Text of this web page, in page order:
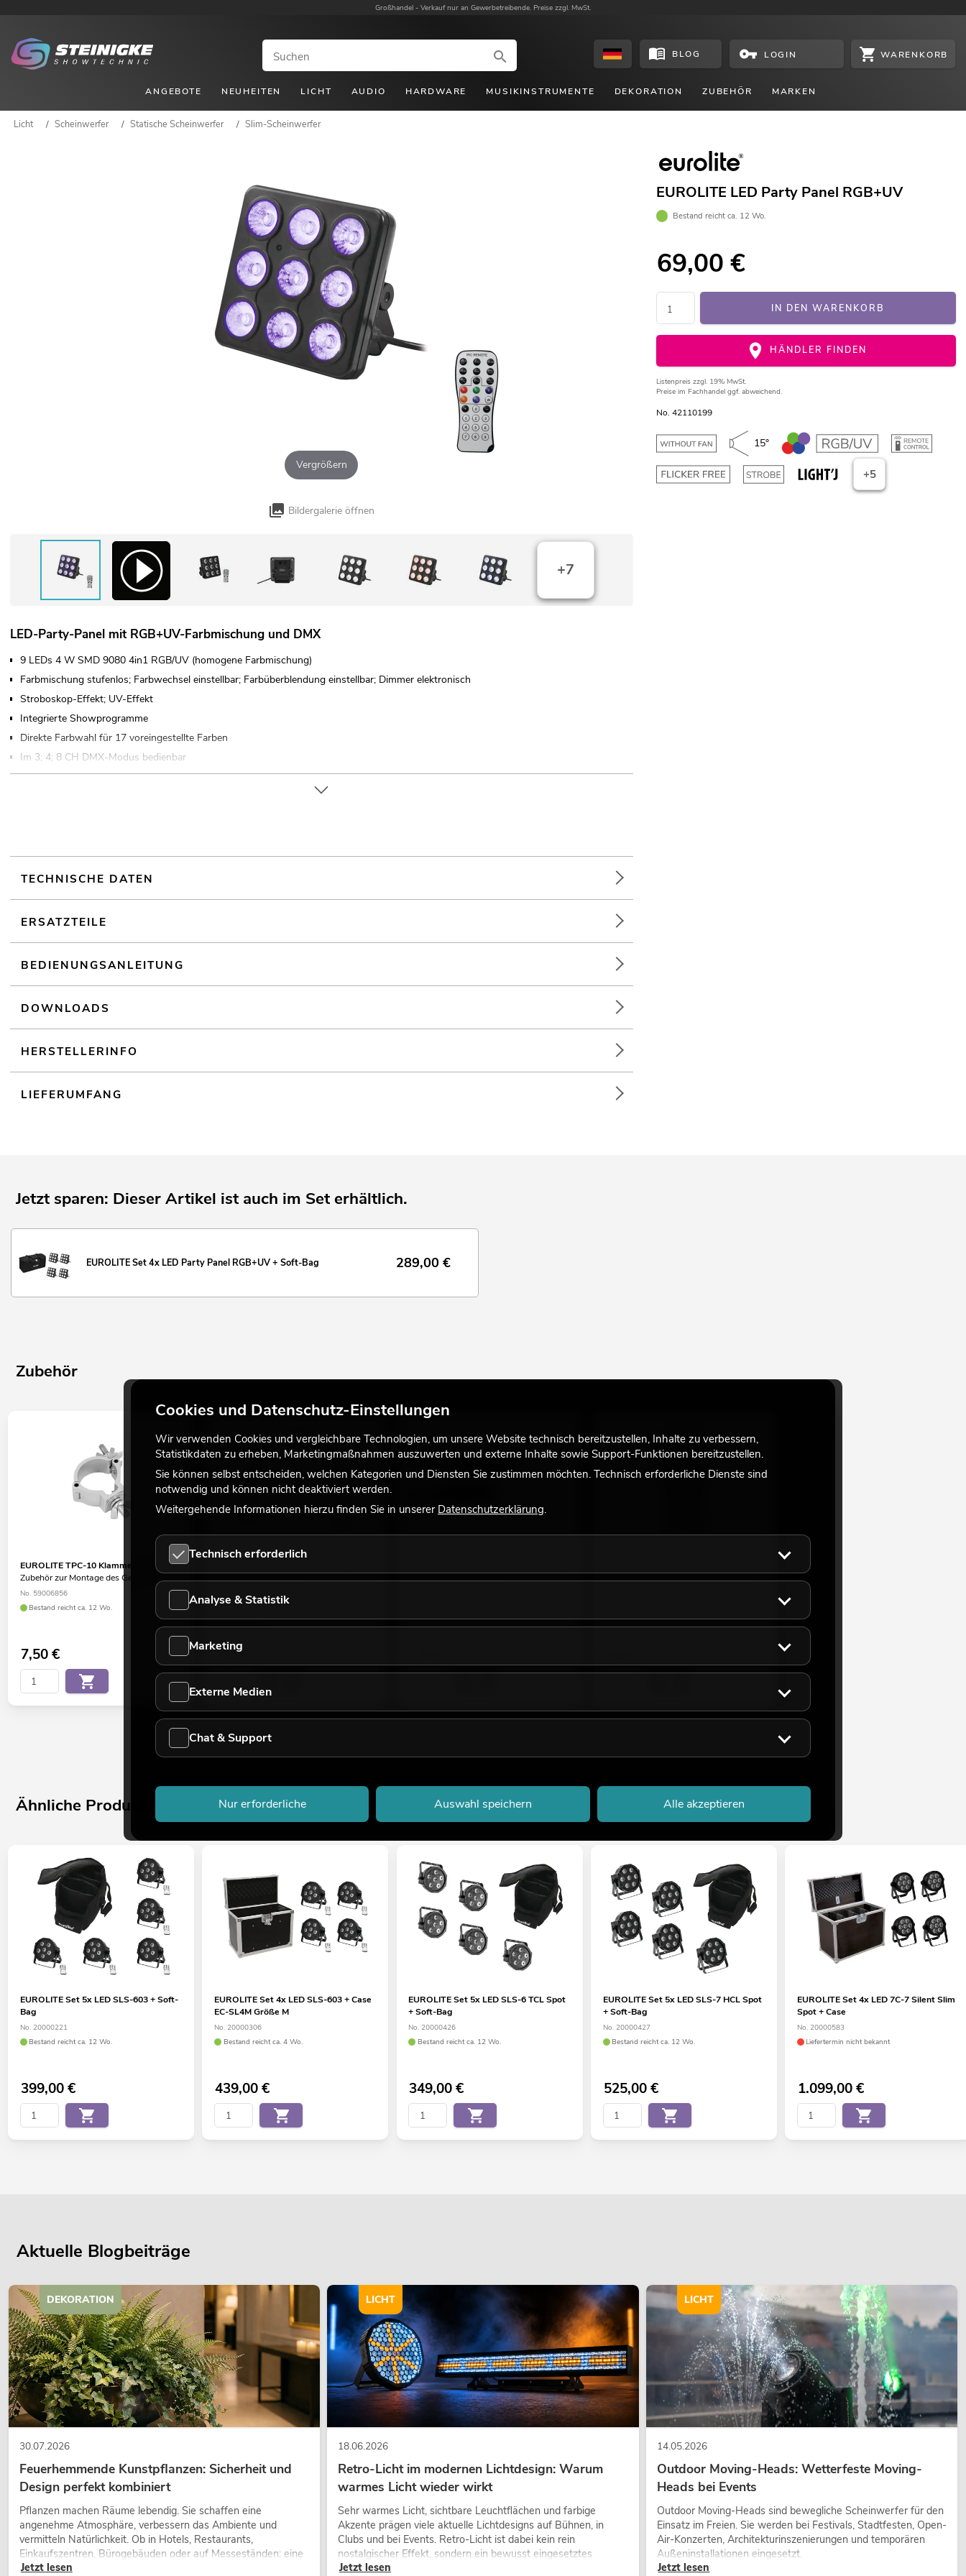
Großhandel - Verkauf nur an Gewerbetreibende. Preise zzgl. MwSt.
BLOG LOGIN WARENKORB
ANGEBOTE NEUHEITEN LICHT AUDIO HARDWARE MUSIKINSTRUMENTE DEKORATION ZUBEHÖR MARKEN
Licht / Scheinwerfer / Statische Scheinwerfer / Slim-Scheinwerfer
Vergrößern
Bildergalerie öffnen
+7
EUROLITE LED Party Panel RGB+UV
Bestand reicht ca. 12 Wo.
69,00 €
IN DEN WARENKORB
HÄNDLER FINDEN
Listenpreis zzgl. 19% MwSt.
Preise im Fachhandel ggf. abweichend.
No. 42110199
15°
+5
LED-Party-Panel mit RGB+UV-Farbmischung und DMX
9 LEDs 4 W SMD 9080 4in1 RGB/UV (homogene Farbmischung)
Farbmischung stufenlos; Farbwechsel einstellbar; Farbüberblendung einstellbar; Dimmer elektronisch
Stroboskop-Effekt; UV-Effekt
Integrierte Showprogramme
Direkte Farbwahl für 17 voreingestellte Farben
Im 3; 4; 8 CH DMX-Modus bedienbar
Die Gerätekühlung erfolgt über passive Konvektionskühlung
Ansteuerbar über Stand-alone; DMX; Musiksteuerung über Mikrofon; IR-Fernbedienung
Mit Doppelbügel
4 stelliges 7-Segment-LED Display
TECHNISCHE DATEN
ERSATZTEILE
BEDIENUNGSANLEITUNG
DOWNLOADS
HERSTELLERINFO
LIEFERUMFANG
Jetzt sparen: Dieser Artikel ist auch im Set erhältlich.
EUROLITE Set 4x LED Party Panel RGB+UV + Soft-Bag 289,00 €
Zubehör
EUROLITE TPC-10 Klammer, silber
Zubehör zur Montage des Gerätes
No. 59006856
Bestand reicht ca. 12 Wo.
7,50€
Überkopfmontage
No. 58010372
8,90
Ähnliche Produkte
EUROLITE Set 5x LED SLS-603 + Soft-
Bag
No. 20000221
Bestand reicht ca. 12 Wo.
399,00€
EUROLITE Set 4x LED SLS-603 + Case
EC-SL4M Größe M
No. 20000306
Bestand reicht ca. 4 Wo.
439,00€
EUROLITE Set 5x LED SLS-6 TCL Spot
+ Soft-Bag
No. 20000426
Bestand reicht ca. 12 Wo.
349,00€
EUROLITE Set 5x LED SLS-7 HCL Spot
+ Soft-Bag
No. 20000427
Bestand reicht ca. 12 Wo.
525,00€
EUROLITE Set 4x LED 7C-7 Silent Slim
Spot + Case
No. 20000583
Liefertermin nicht bekannt
1.099,00€
Aktuelle Blogbeiträge
30.07.2026
Feuerhemmende Kunstpflanzen: Sicherheit und
Design perfekt kombiniert
Pflanzen machen Räume lebendig. Sie schaffen eine
angenehme Atmosphäre, verbessern das Ambiente und
vermitteln Natürlichkeit. Ob in Hotels, Restaurants,
Einkaufszentren, Bürogebäuden oder auf Messeständen: eine
hochwertige Begrünung gehört heute längst zum modernen
Jetzt lesen
DEKORATION
18.06.2026
Retro-Licht im modernen Lichtdesign: Warum
warmes Licht wieder wirkt
Sehr warmes Licht, sichtbare Leuchtflächen und farbige
Akzente prägen viele aktuelle Lichtdesigns auf Bühnen, in
Clubs und bei Events. Retro-Licht ist dabei kein rein
nostalgischer Effekt, sondern ein bewusst eingesetztes
Gestaltungsmittel: Es schafft Atmosphäre, gibt Szenen
Jetzt lesen
LICHT
14.05.2026
Outdoor Moving-Heads: Wetterfeste Moving-
Heads bei Events
Outdoor Moving-Heads sind bewegliche Scheinwerfer für den
Einsatz im Freien. Sie werden bei Festivals, Stadtfesten, Open-
Air-Konzerten, Architekturinszenierungen und temporären
Außeninstallationen eingesetzt.
Jetzt lesen
LICHT
Cookies und Datenschutz-Einstellungen
Wir verwenden Cookies und vergleichbare Technologien, um unsere Website technisch bereitzustellen, Inhalte zu verbessern,
Statistikdaten zu erheben, Marketingmaßnahmen auszuwerten und externe Inhalte sowie Support-Funktionen bereitzustellen.
Sie können selbst entscheiden, welchen Kategorien und Diensten Sie zustimmen möchten. Technisch erforderliche Dienste sind
notwendig und können nicht deaktiviert werden.
Weitergehende Informationen hierzu finden Sie in unserer Datenschutzerklärung.
Technisch erforderlich
Analyse & Statistik
Marketing
Externe Medien
Chat & Support
Nur erforderliche Auswahl speichern Alle akzeptieren